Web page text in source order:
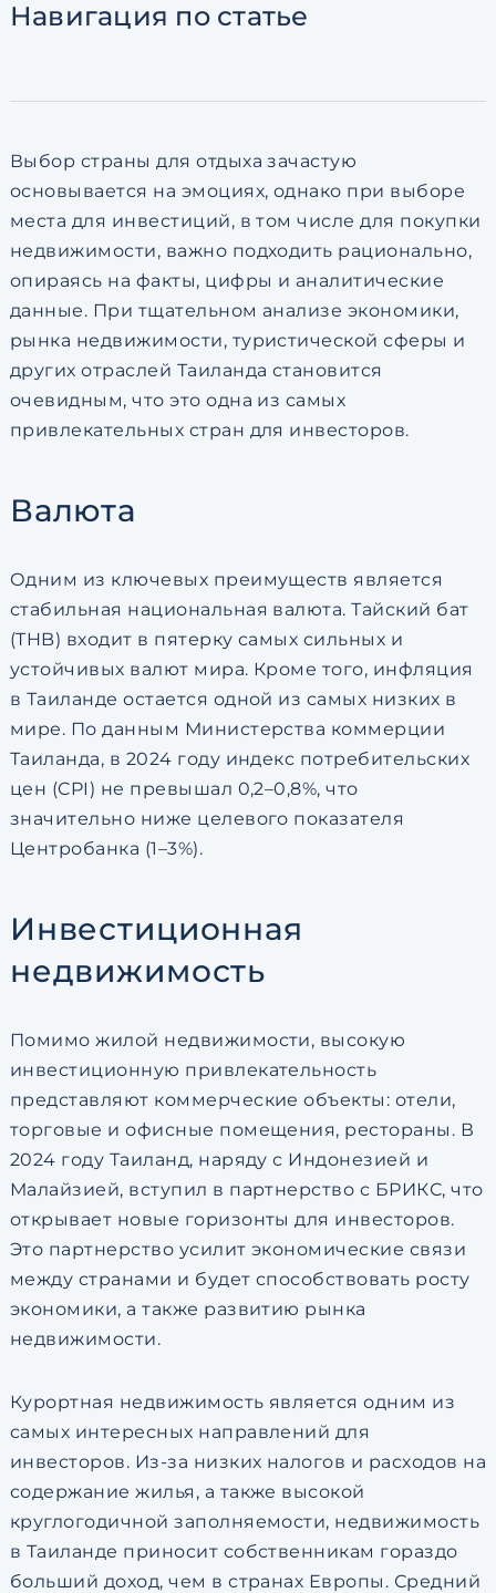
Навигация по статье
Выбор страны для отдыха зачастую
основывается на эмоциях, однако при выборе
места для инвестиций, в том числе для покупки
недвижимости, важно подходить рационально,
опираясь на факты, цифры и аналитические
данные. При тщательном анализе экономики,
рынка недвижимости, туристической сферы и
других отраслей Таиланда становится
очевидным, что это одна из самых
привлекательных стран для инвесторов.
Валюта
Одним из ключевых преимуществ является
стабильная национальная валюта. Тайский бат
(THB) входит в пятерку самых сильных и
устойчивых валют мира. Кроме того, инфляция
в Таиланде остается одной из самых низких в
мире. По данным Министерства коммерции
Таиланда, в 2024 году индекс потребительских
цен (CPI) не превышал 0,2–0,8%, что
значительно ниже целевого показателя
Центробанка (1–3%).
Инвестиционная
недвижимость
Помимо жилой недвижимости, высокую
инвестиционную привлекательность
представляют коммерческие объекты: отели,
торговые и офисные помещения, рестораны. В
2024 году Таиланд, наряду с Индонезией и
Малайзией, вступил в партнерство с БРИКС, что
открывает новые горизонты для инвесторов.
Это партнерство усилит экономические связи
между странами и будет способствовать росту
экономики, а также развитию рынка
недвижимости.
Курортная недвижимость является одним из
самых интересных направлений для
инвесторов. Из-за низких налогов и расходов на
содержание жилья, а также высокой
круглогодичной заполняемости, недвижимость
в Таиланде приносит собственникам гораздо
больший доход, чем в странах Европы. Средний
Согласен с